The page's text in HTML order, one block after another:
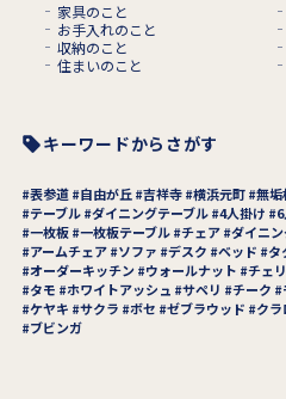
家具のこと
お手入れのこと
収納のこと
住まいのこと
キーワードからさがす
表参道 自由が丘 吉祥寺 横浜元町 無垢
テーブル ダイニングテーブル 4人掛け
一枚板 一枚板テーブル チェア ダイニ
アームチェア
ソファ デスク ベッド タ
オーダーキッチン
ウォールナット チェ
タモ
ホワイトアッシュ サペリ チーク
ケヤキ
サクラ ボセ ゼブラウッド ク
ブビンガ